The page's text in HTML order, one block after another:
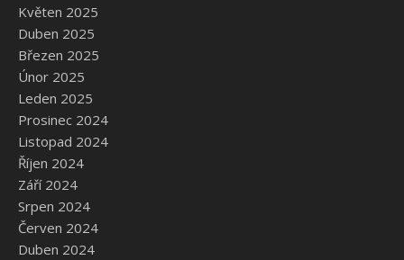
Květen 2025
Duben 2025
Březen 2025
Únor 2025
Leden 2025
Prosinec 2024
Listopad 2024
Říjen 2024
Září 2024
Srpen 2024
Červen 2024
Duben 2024